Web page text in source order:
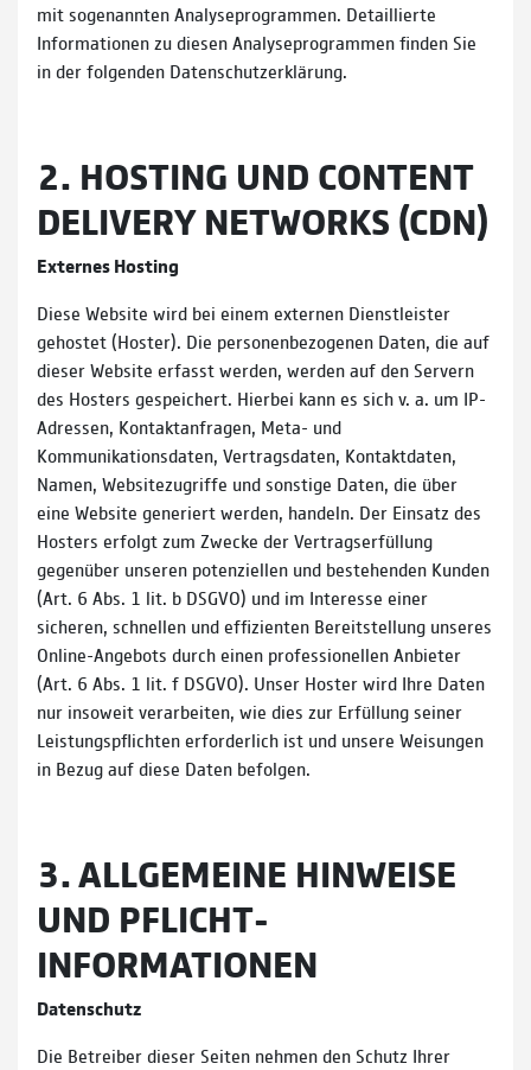
mit sogenannten Analyseprogrammen. Detaillierte
Informationen zu diesen Analyseprogrammen finden Sie
in der folgenden Datenschutzerklärung.
2. HOSTING UND CONTENT
DELIVERY NETWORKS (CDN)
Externes Hosting
Diese Website wird bei einem externen Dienstleister
gehostet (Hoster). Die personenbezogenen Daten, die auf
dieser Website erfasst werden, werden auf den Servern
des Hosters gespeichert. Hierbei kann es sich v. a. um IP-
Adressen, Kontaktanfragen, Meta- und
Kommunikationsdaten, Vertragsdaten, Kontaktdaten,
Namen, Websitezugriffe und sonstige Daten, die über
eine Website generiert werden, handeln. Der Einsatz des
Hosters erfolgt zum Zwecke der Vertragserfüllung
gegenüber unseren potenziellen und bestehenden Kunden
(Art. 6 Abs. 1 lit. b DSGVO) und im Interesse einer
sicheren, schnellen und effizienten Bereitstellung unseres
Online-Angebots durch einen professionellen Anbieter
(Art. 6 Abs. 1 lit. f DSGVO). Unser Hoster wird Ihre Daten
nur insoweit verarbeiten, wie dies zur Erfüllung seiner
Leistungspflichten erforderlich ist und unsere Weisungen
in Bezug auf diese Daten befolgen.
3. ALLGEMEINE HINWEISE
UND PFLICHT­
INFORMATIONEN
Datenschutz
Die Betreiber dieser Seiten nehmen den Schutz Ihrer